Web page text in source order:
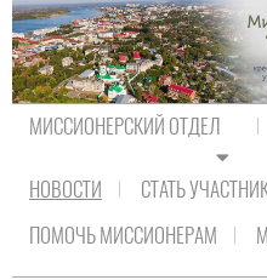
МИССИОНЕРСКИЙ ОТДЕЛ
НОВОСТИ
СТАТЬ
ПОМОЧЬ МИССИОНЕРАМ
Новости